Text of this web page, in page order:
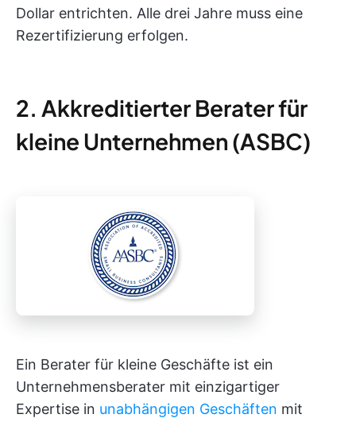
Dollar entrichten. Alle drei Jahre muss eine
Rezertifizierung erfolgen.
2. Akkreditierter Berater für
kleine Unternehmen (ASBC)
Ein Berater für kleine Geschäfte ist ein
Unternehmensberater mit einzigartiger
Expertise in unabhängigen Geschäften mit